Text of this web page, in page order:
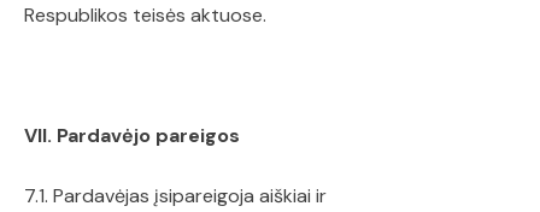
Respublikos teisės aktuose.
VII. Pardavėjo pareigos
7.1. Pardavėjas įsipareigoja aiškiai ir